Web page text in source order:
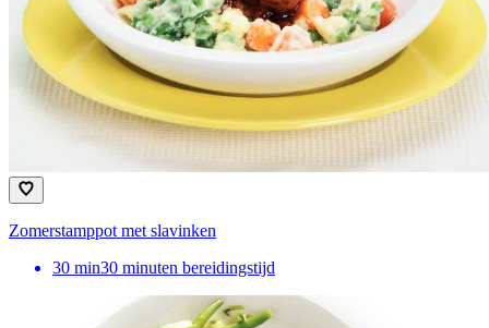
Zomerstamppot met slavinken
30 min30 minuten bereidingstijd